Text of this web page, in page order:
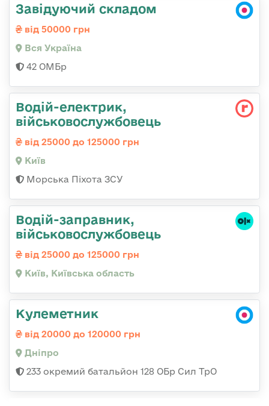
Завідуючий складом
від 50000 грн
Вся Україна
42 ОМБр
Водій-електрик,
військовослужбовець
від 25000 до 125000 грн
Київ
Морська Піхота ЗСУ
Водій-заправник,
військовослужбовець
від 25000 до 125000 грн
Київ, Київська область
Кулеметник
від 20000 до 120000 грн
Дніпро
233 окремий батальйон 128 ОБр Сил ТрО